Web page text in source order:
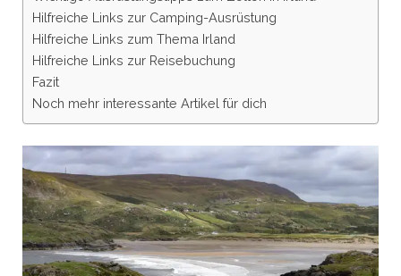
Hilfreiche Links zur Camping-Ausrüstung
Hilfreiche Links zum Thema Irland
Hilfreiche Links zur Reisebuchung
Fazit
Noch mehr interessante Artikel für dich